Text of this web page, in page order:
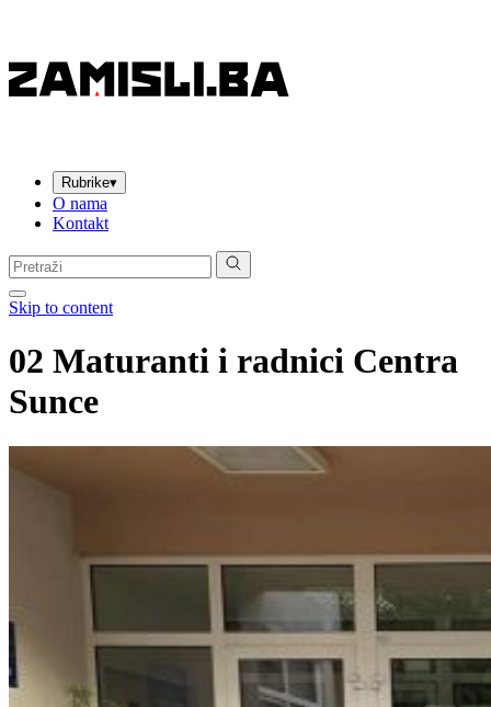
Rubrike▾
O nama
Kontakt
Pretraga:
Skip to content
02 Maturanti i radnici Centra
Sunce